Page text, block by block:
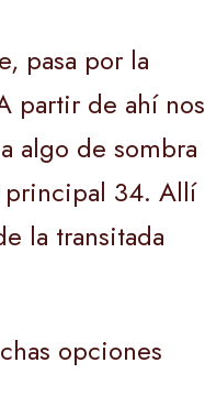
pasa por la
partir de ahí nos
algo de sombra
principal 34. Allí
la transitada
opciones